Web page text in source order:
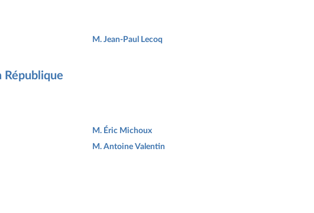
M. Jean-Paul Lecoq
République
M. Éric Michoux
M. Antoine Valentin